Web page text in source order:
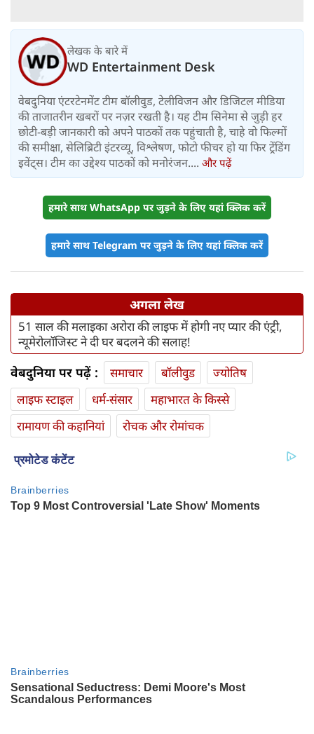
लेखक के बारे में
WD Entertainment Desk
वेबदुनिया एंटरटेनमेंट टीम बॉलीवुड, टेलीविजन और डिजिटल मीडिया
की ताजातरीन खबरों पर नज़र रखती है। यह टीम सिनेमा से जुड़ी हर
छोटी-बड़ी जानकारी को अपने पाठकों तक पहुंचाती है, चाहे वो फिल्मों
की समीक्षा, सेलिब्रिटी इंटरव्यू, विश्लेषण, फोटो फीचर हो या फिर ट्रेंडिंग
इवेंट्स। टीम का उद्देश्य पाठकों को मनोरंजन.... और पढ़ें
हमारे साथ WhatsApp पर जुड़ने के लिए यहां क्लिक करें
हमारे साथ Telegram पर जुड़ने के लिए यहां क्लिक करें
अगला लेख
51 साल की मलाइका अरोरा की लाइफ में होगी नए प्यार की एंट्री,
न्यूमेरोलॉजिस्ट ने दी घर बदलने की सलाह!
वेबदुनिया पर पढ़ें : समाचार बॉलीवुड
ज्योतिष
लाइफ स्‍टाइल
धर्म-संसार
महाभारत के किस्से
रामायण की कहानियां
रोचक और रोमांचक